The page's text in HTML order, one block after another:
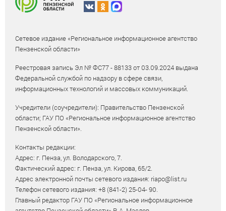
Сетевое издание «Региональное информационное агентство
Пензенской области»
Реестровая запись Эл № ФС77 - 88133 от 03.09.2024 выдана
Федеральной службой по надзору в сфере связи,
информационных технологий и массовых коммуникаций.
Учредители (соучредители): Правительство Пензенской
области; ГАУ ПО «Региональное информационное агентство
Пензенской области».
Контакты редакции:
Адрес: г. Пенза, ул. Володарского, 7.
Фактический адрес: г. Пенза, ул. Кирова, 65/2.
Адрес электронной почты сетевого издания: riapo@list.ru
Телефон сетевого издания: +8 (841-2) 25-04- 90.
Главный редактор ГАУ ПО «Региональное информационное